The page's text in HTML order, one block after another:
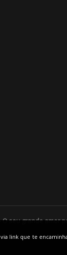
- O seu grande
link que te